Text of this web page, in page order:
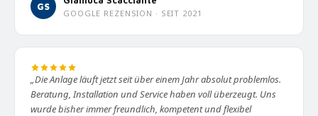
GS
GOOGLE REZENSION · SEIT 2021
„Die Anlage läuft jetzt seit über einem Jahr absolut problemlos.
Beratung, Installation und Service haben voll überzeugt. Uns
wurde bisher immer freundlich, kompetent und flexibel